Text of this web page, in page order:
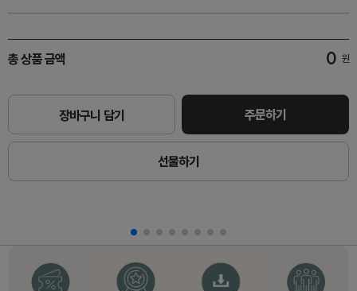
총 상품 금액 0 원
장바구니 담기 주문하기
선물하기